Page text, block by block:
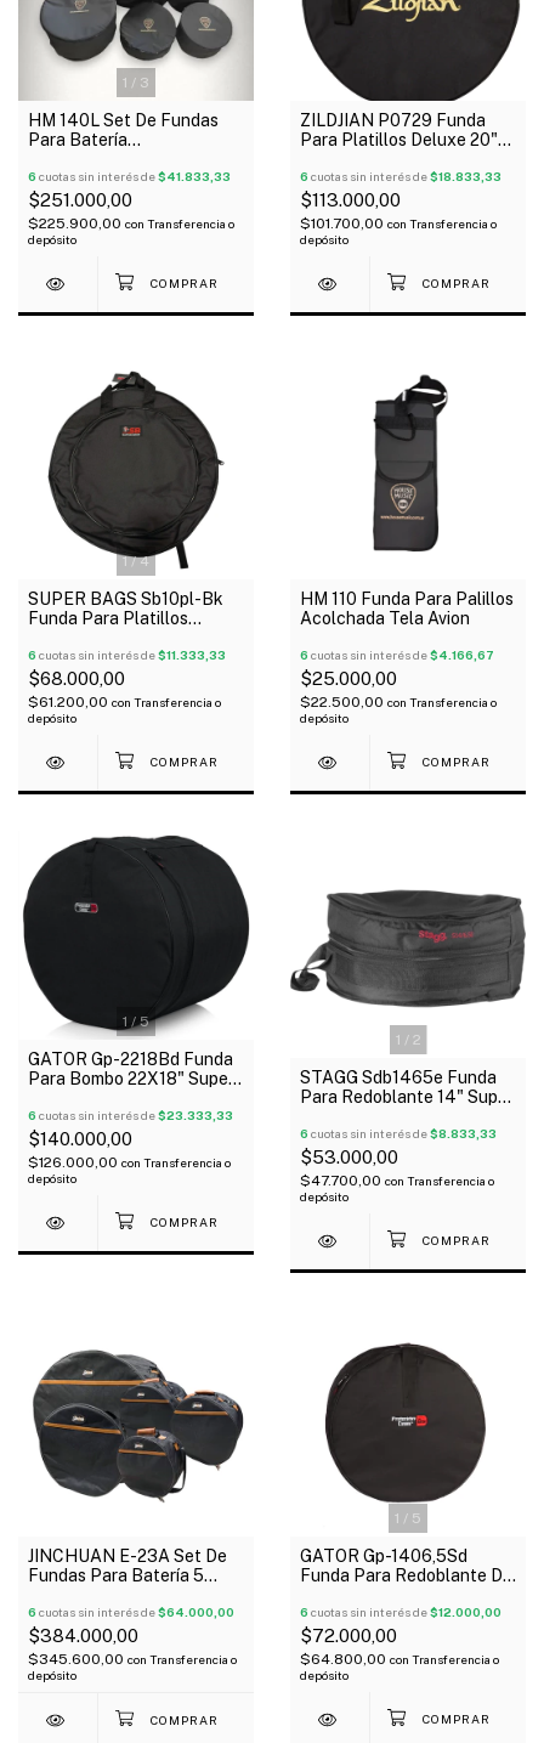
1 / 3
HM 140L Set De Fundas
Para Batería
6 cuotas sin interés de$41.833,33
$251.000,00
$225.900,00 con Transferencia o
depósito
ZILDJIAN P0729 Funda
Para Platillos Deluxe 20"
6 cuotas sin interés de$18.833,33
$113.000,00
$101.700,00 con Transferencia o
depósito
1/4
SUPER BAGS Sb10pl-Bk
Funda Para Platillos
6 cuotas sin interés de$11.333,33
$68.000,00
$61.200,00 con Transferencia o
depósito
HM 110 Funda Para Palillos
Acolchada Tela Avion
6 cuotas sin interés de$4.166,67
$25.000,00
$22.500,00 con Transferencia o
depósito
1 /5
GATOR Gp-2218Bd Funda
Para Bombo 22X18" Super
6 cuotas sin interés de$23.333,33
$140.000,00
$126.000,00 con Transferencia o
depósito
1 / 2
STAGG Sdb1465e Funda
Para Redoblante 14" Super
6 cuotas sin interés de$8.833,33
$53.000,00
$47.700,00 con Transferencia o
depósito
JINCHUAN E-23A Set De
Fundas Para Batería 5
Oferta!
6 cuotas sin interés de$64.000,00
$384.000,00
$345.600,00 con Transferencia o
depósito
1 / 5
GATOR Gp-1406,5Sd
Funda Para Redoblante De
6 cuotas sin interés de$12.000,00
$72.000,00
$64.800,00 con Transferencia o
depósito